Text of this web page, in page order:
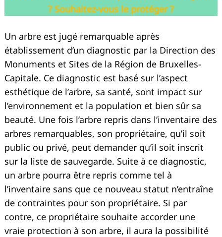
? Souhaitez-vous le protéger ?
Un arbre est jugé remarquable après
établissement d’un diagnostic par la Direction des
Monuments et Sites de la Région de Bruxelles-
Capitale. Ce diagnostic est basé sur l’aspect
esthétique de l’arbre, sa santé, sont impact sur
l’environnement et la population et bien sûr sa
beauté. Une fois l’arbre repris dans l’inventaire des
arbres remarquables, son propriétaire, qu’il soit
public ou privé, peut demander qu’il soit inscrit
sur la liste de sauvegarde. Suite à ce diagnostic,
un arbre pourra être repris comme tel à
l’inventaire sans que ce nouveau statut n’entraîne
de contraintes pour son propriétaire. Si par
contre, ce propriétaire souhaite accorder une
vraie protection à son arbre, il aura la possibilité